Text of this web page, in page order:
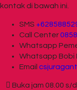
kontak di bawah ini.
SMS
Call Center
Whatsapp
Whatsapp Bobi
Email
Buka jam 08.00 s/